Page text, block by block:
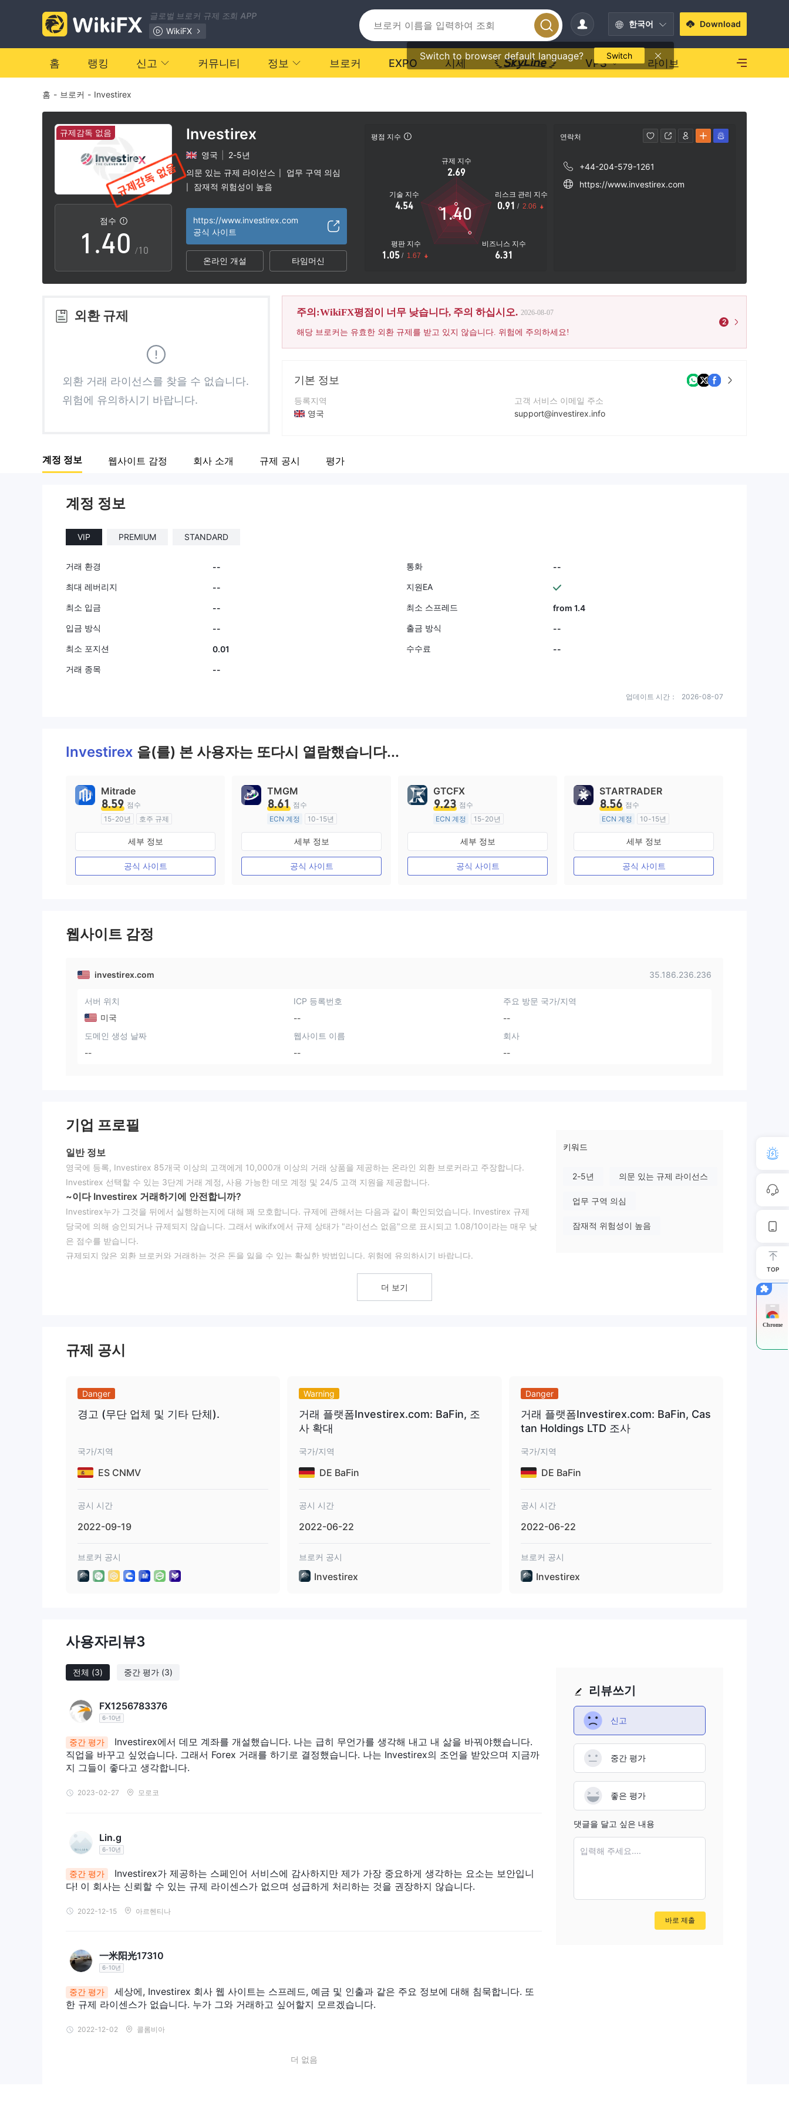
글로벌 브로커 규제 조회 APP
WikiFX
한국어
Switch to browser default language? Switch
Download
홈 랭킹 신고 커뮤니티 정보 브로커 EXPO 시세 VPS 라이브
홈 - 브로커 - Investirex
규제감독 없음
점수
0
1
2
3
5
6
7
8
9
.
0
1
2
3
4
5
6
8
9
0
1
2
4
5
6
8
9
/10
Investirex
영국
2-5년
의문 있는 규제 라이선스
업무 구역 의심
잠재적 위험성이 높음
https://www.investirex.com
공식 사이트
온라인 개설 타임머신
평점 지수
규제 지수
2.69
기술 지수
4.54
평판 지수
1.05 / 1.67
비즈니스 지수
6.31
리스크 관리 지수
0.91 / 2.06
1.40
연락처
+44-204-579-1261
https://www.investirex.com
외환 규제
외환 거래 라이선스를 찾을 수 없습니다.
위험에 유의하시기 바랍니다.
주의:WikiFX평점이 너무 낮습니다, 주의 하십시오. 2026-08-07
해당 브로커는 유효한 외환 규제를 받고 있지 않습니다. 위험에 주의하세요!
2
기본 정보
등록지역
영국
회사 전체 이름
고객 서비스 이메일 주소
support@investirex.info
계정 정보 웹사이트 감정 회사 소개 규제 공시 평가
계정 정보
VIP PREMIUM STANDARD
거래 환경 -- 통화
--
최대 레버리지
-- 지원EA
최소 입금 -- 최소 스프레드
from 1.4
입금 방식
-- 출금 방식
--
최소 포지션
0.01 수수료
--
거래 종목
--
업데이트 시간： 2026-08-07
Investirex 을(를) 본 사용자는 또다시 열람했습니다...
Mitrade
8.59 점수
15-20년
호주 규제
외환 거래 라이선스 (MM)
자체 연구개발세부 정보
공식 사이트
TMGM
8.61 점수
ECN 계정
10-15년
호주 규제
외환 거래 라이선스 (MM)
마스터 레이블 MT4
세부 정보
공식 사이트
GTCFX
9.23 점수
ECN 계정
15-20년
영국 규제
외환 거래 라이선스 (MM)
마스터 레이블 MT4
세부 정보
공식 사이트
STARTRADER
8.56 점수
ECN 계정
10-15년
호주 규제
외환 거래 라이선스 (MM)
마스터 레이블 MT4
세부 정보
공식 사이트
웹사이트 감정
investirex.com 35.186.236.236
서버 위치
미국
ICP 등록번호
--
주요 방문 국가/지역
--
도메인 생성 날짜
--
웹사이트 이름
--
회사
--
기업 프로필
일반 정보
영국에 등록, Investirex 85개국 이상의 고객에게 10,000개 이상의 거래 상품을 제공하는 온라인 외환 브로커라고 주장합니다.
Investirex 선택할 수 있는 3단계 거래 계정, 사용 가능한 데모 계정 및 24/5 고객 지원을 제공합니다.
~이다 Investirex 거래하기에 안전합니까?
Investirex누가 그것을 뒤에서 실행하는지에 대해 꽤 모호합니다. 규제에 관해서는 다음과 같이 확인되었습니다. Investirex 규제
당국에 의해 승인되거나 규제되지 않습니다. 그래서 wikifx에서 규제 상태가 "라이선스 없음"으로 표시되고 1.08/10이라는 매우 낮
은 점수를 받습니다.
규제되지 않은 외환 브로커와 거래하는 것은 돈을 잃을 수 있는 확실한 방법입니다. 위험에 유의하시기 바랍니다.
Investirex투자자가 플랫폼을 통해 10,000개 이상의 거래 상품에 액세스할 수 있다고 자랑합니다. 사용 가능한 거래 자산은 다음과
Crypto CFDs-인기 있는 crypto CFD 시리즈
계정 유형
실계좌로 24/5계좌담당자가 상주하고 있으며, 부서별 거래 전용 핫라인을 운영하고 있습니다.
영향력
표준 계정에서 사용할 수 있는 최대 거래 레버리지는 레버리지에 대한 대부분의 규제 기관 제한에 따라 최대 1:30입니다. 프리미엄
및 VIP 계정 소유자는 거래 지식과 거래 능력이 확인된 후 훨씬 더 높은 레버리지를 적용할 수 있습니다.
스프레드 및 커미션
합니다. 프리미엄 및 VIP 계정 거래는 수수료가 없으며 VIP 계정의 최소 스프레드는 1.4핍으로 설정됩니다.
Investirex고객에게 mt4, 웹 트레이더 및 모바일 트레이더를 포함한 세 가지 거래 플랫폼 선택권을 제공합니다. mt4는 전 세계에서
Investirex고객에게 자주 묻는 질문 섹션, 외환 용어집 및 거래 학교와 같은 일부 교육 리소스에 대한 액세스를 제공합니다.
고객 지원
이메일: 지원@ Investirex .정보
거래시간
월요일 00:00부터 시작하여 금요일 24:00(서버 시간)까지 하루 24시간 거래할 수 있습니다. 서버 시간은 GMT +2입니다(GMT+3
은 일광 절약 시간제/서머 타임 동안 적용됨).
키워드
2-5년 의문 있는 규제 라이선스
업무 구역 의심
잠재적 위험성이 높음
더 보기
규제 공시
Danger
경고 (무단 업체 및 기타 단체).
국가/지역
ES CNMV
공시 시간
2022-09-19
브로커 공시
Warning
거래 플랫폼Investirex.com: BaFin, 조
사 확대
국가/지역
DE BaFin
공시 시간
2022-06-22
브로커 공시
Investirex
Danger
거래 플랫폼Investirex.com: BaFin, Cas
tan Holdings LTD 조사
국가/지역
DE BaFin
공시 시간
2022-06-22
브로커 공시
Investirex
사용자리뷰3
전체 (3) 중간 평가 (3)
FX1256783376
6-10년
중간 평가
Investirex에서 데모 계좌를 개설했습니다. 나는 급히 무언가를 생각해 내고 내 삶을 바꿔야했습니다.
직업을 바꾸고 싶었습니다. 그래서 Forex 거래를 하기로 결정했습니다. 나는 Investirex의 조언을 받았으며 지금까
지 그들이 좋다고 생각합니다.
2023-02-27 모로코
Lin.g
6-10년
중간 평가
Investirex가 제공하는 스페인어 서비스에 감사하지만 제가 가장 중요하게 생각하는 요소는 보안입니
다! 이 회사는 신뢰할 수 있는 규제 라이센스가 없으며 성급하게 처리하는 것을 권장하지 않습니다.
2022-12-15 아르헨티나
一米阳光17310
6-10년
중간 평가
세상에, Investirex 회사 웹 사이트는 스프레드, 예금 및 인출과 같은 주요 정보에 대해 침묵합니다. 또
한 규제 라이센스가 없습니다. 누가 그와 거래하고 싶어할지 모르겠습니다.
2022-12-02 콜롬비아
더 없음
리뷰쓰기
신고
중간 평가
좋은 평가
댓글을 달고 싶은 내용
입력해 주세요....
바로 제출
TOP
Chrome